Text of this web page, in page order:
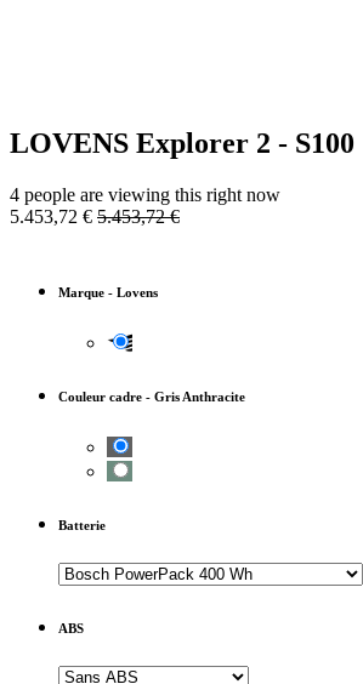
LOVENS Explorer 2 - S100
4 people are viewing this right now
5.453,72 € 5.453,72€
Marque - Lovens
Couleur cadre - Gris Anthracite
Batterie
ABS